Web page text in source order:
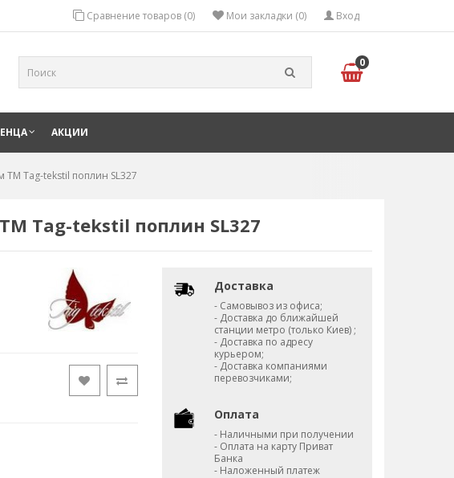
Вход
Мои закладки (0)
Сравнение товаров (0)
0
АКЦИИ
Tag-tekstil поплин SL327
Tag-tekstil поплин SL327
Доставка
- Самовывоз из офиса;
- Доставка до ближайшей
станции метро (только Киев) ;
- Доставка по адресу
курьером;
- Доставка компаниями
перевозчиками;
Оплата
- Наличными при получении
- Оплата на карту Приват
Банка
- Наложенный платеж